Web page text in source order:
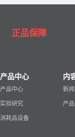
正品保障
产品中心
产品中心
实验研究
消耗品设备
内
新
产